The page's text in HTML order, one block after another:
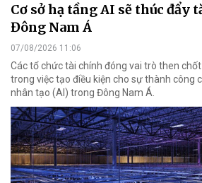
Cơ sở hạ tầng AI sẽ thúc đẩy
Đông Nam Á
07/08/2026 11:06
Các tổ chức tài chính đóng vai trò then
trong việc tạo điều kiện cho sự thành công
nhân tạo (AI) trong Đông Nam Á.